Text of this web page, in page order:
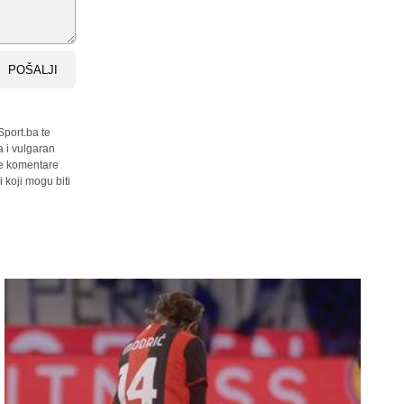
POŠALJI
te
i vulgaran
komentare
koji mogu biti